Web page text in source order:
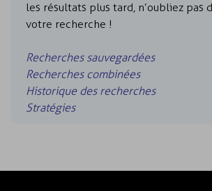
les résultats plus tard, n’oubliez pas
votre recherche !
Recherches sauvegardées
Recherches combinées
Historique des recherches
Stratégies